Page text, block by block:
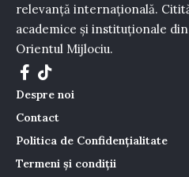
relevanță internațională.
academice și instituționale
Orientul Mijlociu.
Despre noi
Contact
Politica de Confidențialitate
Termeni și condiții